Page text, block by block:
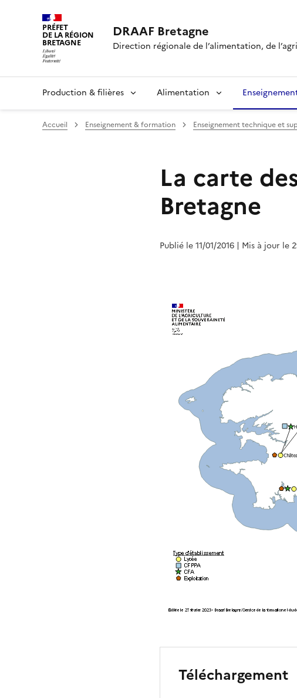
PRÉFET
DE LA RÉGION
BRETAGNE
DRAAF Bretagne
Direction régionale de l’alimentation, de
Production & filières Alimentation
Accueil Enseignement & formation Enseignement technique et
La carte
Bretagne
Publié le 11/01/2016 | Mis à jour le
Téléchargement